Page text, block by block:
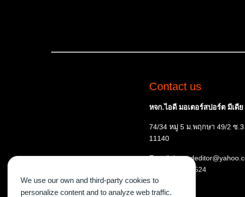
Contact us
หจก.ไอดี มอเตอร์สปอร์ต มีเดีย
74/34 หมู่ 5 ม.พฤกษา 49/2 ซ
11140
E-mail:
087 515 7524
We use our own and third-party cookies to
personalize content and to analyze web traffic.